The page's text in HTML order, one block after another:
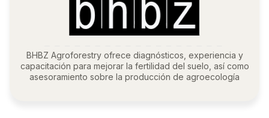
BHBZ Agroforestry ofrece diagnósticos, experiencia y
capacitación para mejorar la fertilidad del suelo, así como
asesoramiento sobre la producción de agroecología